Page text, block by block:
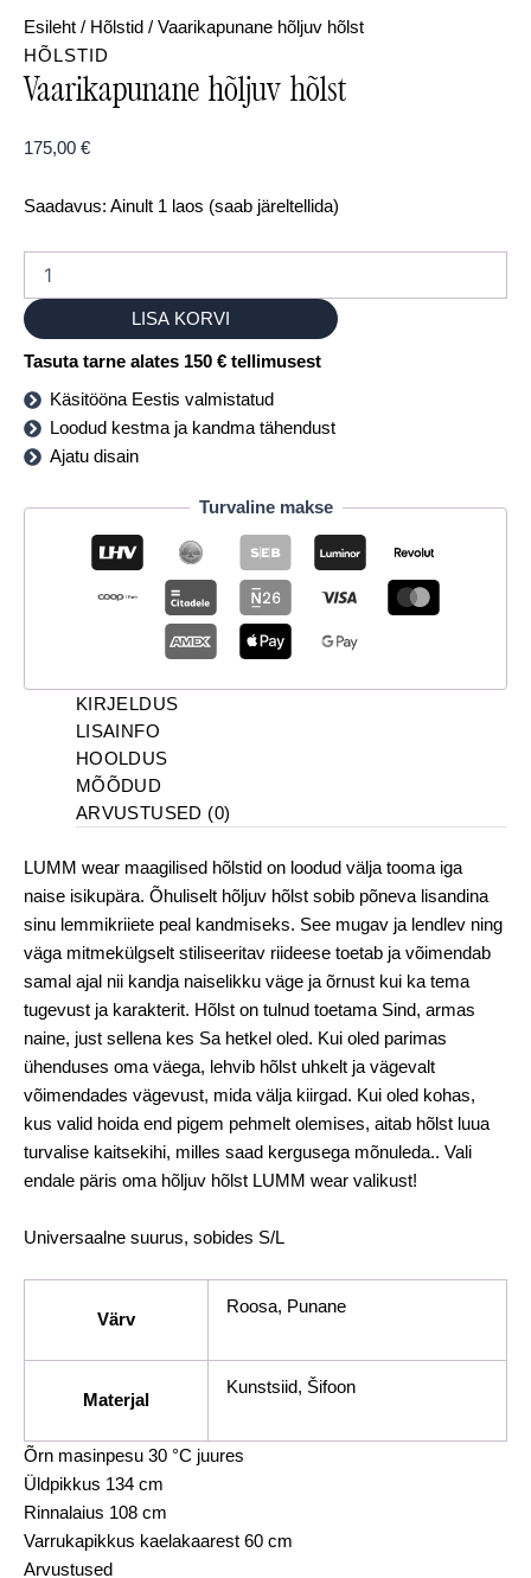
Esileht / Hõlstid / Vaarikapunane hõljuv hõlst
HÕLSTID
Vaarikapunane hõljuv hõlst
175,00 €
Saadavus: Ainult 1 laos (saab järeltellida)
LISA KORVI
Tasuta tarne alates 150 € tellimusest
Käsitööna Eestis valmistatud
Loodud kestma ja kandma tähendust
Ajatu disain
Turvaline makse
KIRJELDUS
LISAINFO
HOOLDUS
MÕÕDUD
ARVUSTUSED (0)
LUMM wear maagilised hõlstid on loodud välja tooma iga
naise isikupära. Õhuliselt hõljuv hõlst sobib põneva lisandina
sinu lemmikriiete peal kandmiseks. See mugav ja lendlev ning
väga mitmekülgselt stiliseeritav riideese toetab ja võimendab
samal ajal nii kandja naiselikku väge ja õrnust kui ka tema
tugevust ja karakterit. Hõlst on tulnud toetama Sind, armas
naine, just sellena kes Sa hetkel oled. Kui oled parimas
ühenduses oma väega, lehvib hõlst uhkelt ja vägevalt
võimendades vägevust, mida välja kiirgad. Kui oled kohas,
kus valid hoida end pigem pehmelt olemises, aitab hõlst luua
turvalise kaitsekihi, milles saad kergusega mõnuleda.. Vali
endale päris oma hõljuv hõlst LUMM wear valikust!
Universaalne suurus, sobides S/L
Värv
Roosa, Punane
Materjal
Kunstsiid, Šifoon
Õrn masinpesu 30 °C juures
Üldpikkus 134 cm
Rinnalaius 108 cm
Varrukapikkus kaelakaarest 60 cm
Arvustused